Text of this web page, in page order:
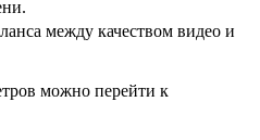
между качеством видео и
можно перейти к